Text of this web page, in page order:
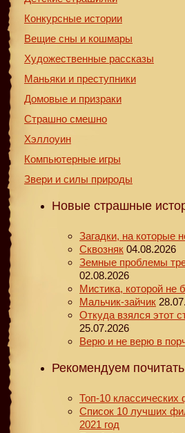
Конкурсные истории
Вещие сны и кошмары
Художественные рассказы
Маньяки и преступники
Домовые и призраки
Страшно смешно
Хэллоуин
Компьютерные игры
Звери и силы природы
Новые страшные
Загадки, на которые
Сквозняк 04.08.2026
Земные проблемы
02.08.2026
Мистика, которой не
Мальчик-зайчик
Откуда взялся этот
25.07.2026
Верю и не верю в
Рекомендуем
Топ-10
Список 10 лучших
2021 год